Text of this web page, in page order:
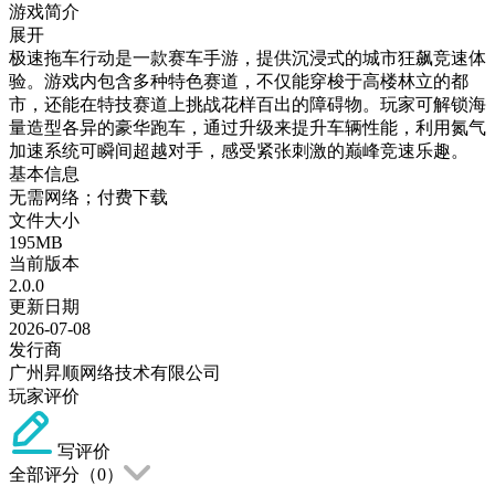
游戏简介
展开
极速拖车行动是一款赛车手游，提供沉浸式的城市狂飙竞速体
验。游戏内包含多种特色赛道，不仅能穿梭于高楼林立的都
市，还能在特技赛道上挑战花样百出的障碍物。玩家可解锁海
量造型各异的豪华跑车，通过升级来提升车辆性能，利用氮气
加速系统可瞬间超越对手，感受紧张刺激的巅峰竞速乐趣。
基本信息
无需网络；付费下载
文件大小
195MB
当前版本
2.0.0
更新日期
2026-07-08
发行商
广州昇顺网络技术有限公司
玩家评价
写评价
全部评分（0）